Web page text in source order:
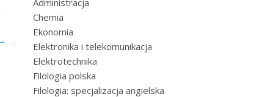
Administracja
Chemia
Ekonomia
Elektronika i telekomunikacja
Elektrotechnika
Filologia polska
Filologia: specjalizacja angielska